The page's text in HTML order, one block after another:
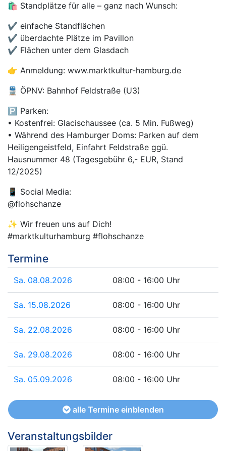
🛍️ Standplätze für alle – ganz nach Wunsch:
✔️ einfache Standflächen
✔️ überdachte Plätze im Pavillon
✔️ Flächen unter dem Glasdach
👉 Anmeldung: www.marktkultur-hamburg.de
🚆 ÖPNV: Bahnhof Feldstraße (U3)
🅿️ Parken:
• Kostenfrei: Glacischaussee (ca. 5 Min. Fußweg)
• Während des Hamburger Doms: Parken auf dem
Heiligengeistfeld, Einfahrt Feldstraße ggü.
Hausnummer 48 (Tagesgebühr 6,- EUR, Stand
12/2025)
📱 Social Media:
@flohschanze
✨ Wir freuen uns auf Dich!
#marktkulturhamburg #flohschanze
Termine
Sa. 08.08.2026 08:00 - 16:00 Uhr
Sa. 15.08.2026 08:00 - 16:00 Uhr
Sa. 22.08.2026 08:00 - 16:00 Uhr
Sa. 29.08.2026 08:00 - 16:00 Uhr
Sa. 05.09.2026 08:00 - 16:00 Uhr
alle Termine einblenden
Veranstaltungsbilder